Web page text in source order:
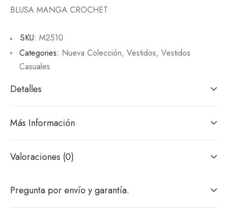
BLUSA MANGA CROCHET
SKU: M2510
Categories: Nueva Colección, Vestidos, Vestidos
Casuales
Detalles
Más Información
Valoraciones (0)
Pregunta por envío y garantía.